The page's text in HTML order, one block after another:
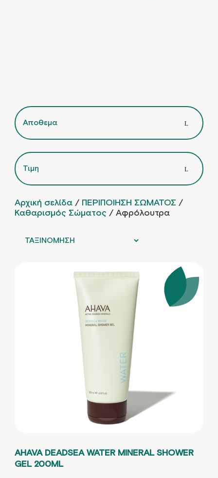
Αποθεμα
Τιμη
Αρχική σελίδα / ΠΕΡΙΠΟΙΗΣΗ ΣΩΜΑΤΟΣ /
Καθαρισμός Σώματος / Αφρόλουτρα
AHAVA DEADSEA WATER MINERAL SHOWER
GEL 200ML